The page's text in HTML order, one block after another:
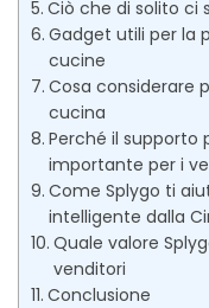
Ciò che di solito ci
Gadget utili per la
cucine
Cosa considerare
cucina
Perché il supporto
importante per i
Come Splygo ti
intelligente dalla
Quale valore
venditori
Conclusione